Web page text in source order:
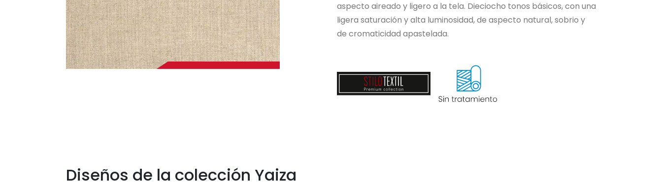
aspecto aireado y ligero a la tela. Dieciocho tonos básicos, con una
ligera saturación y alta luminosidad, de aspecto natural, sobrio y
de cromaticidad apastelada.
Diseños de la colección Yaiza